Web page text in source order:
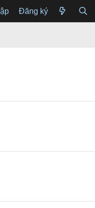
Đăng ký